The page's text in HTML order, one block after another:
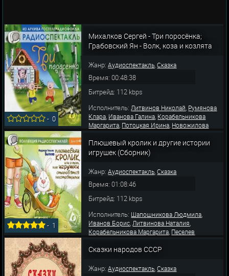
-0
Михалков Сергей - Три поросёнка;
Грабовский Ян - Волк, коза и козлята
Жанр:Аудиоспектакль,Сказка
Время: 00:48:38
Битрейд: 112 kbps
Исполнитель:Литвинов Николай, Румянова
Клара, Иванова Галина, Корабельникова
Маргарита, Потоцкая Ирина, Новожилова
Песелев Аркадий,Шабарин Лев
- 1
Плюшевый кролик и другие истории
игрушек (Сборник)
Жанр:Аудиоспектакль,Сказка
Время: 01:08:46
Битрейд: 112 kbps
Исполнитель: Шапошникова Людмила,
Иванов Борис,Литвинова Наталия,
Корабельникова Маргарита, Песелев
Александр,Иванова Галина
Сказки народов СССР
Жанр:Аудиоспектакль,Сказка